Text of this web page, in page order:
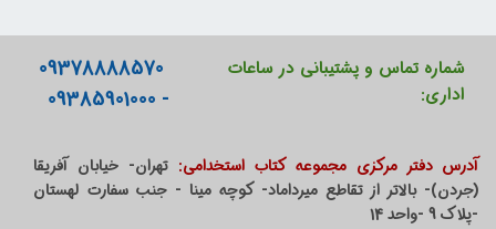
شماره تماس و پشتیبانی در ساعات
اداری:
09378888570
- 09385901000
آدرس دفتر مرکزی مجموعه کتاب استخدامی: تهران- خیابان آفریقا
(جردن)- بالاتر از تقاطع میرداماد- کوچه مینا - جنب سفارت لهستان
-پلاک 9 -واحد 14